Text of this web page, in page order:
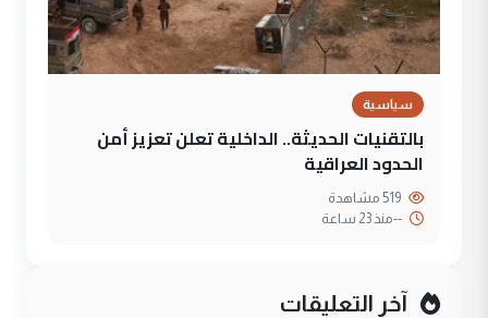
سياسية
بالتقنيات الحديثة.. الداخلية تعلن تعزيز أمن
الحدود العراقية
--منذ 23 ساعة
آخر التعليقات